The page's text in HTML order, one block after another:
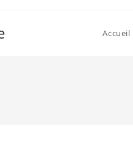
Accueil